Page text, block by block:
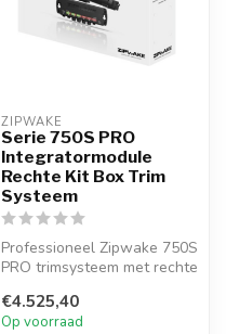
ZIPWAKE
Serie 750S PRO
Integratormodule
Rechte Kit Box Trim
Systeem
Professioneel Zipwake 750S
PRO trimsysteem met rechte
€4.525,40
Op voorraad